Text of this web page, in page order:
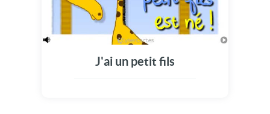
J'ai un petit fils